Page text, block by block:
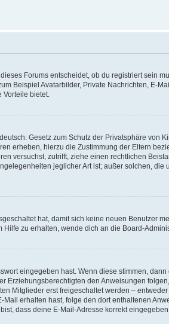
Forums entscheidet, ob du registriert sein
Beispiel Avatarbilder, Private Nachrichten, E-
bietet.
Gesetz zum Schutz der Privatsphäre von
erheben, hierzu die Zustimmung der Eltern
versuchst, zutrifft, ziehe einen rechtlichen
jeglicher Art ist; außer solchen,
hat, damit sich keine neuen Benutzer
zu erhalten, wende dich an die Board-
eingegeben hast. Wenn diese stimmen,
Erziehungsberechtigten den Anweisungen
Mitglieder erst freigeschaltet werden –
erhalten hast, folge den dort enthaltenen
dass deine E-Mail-Adresse korrekt